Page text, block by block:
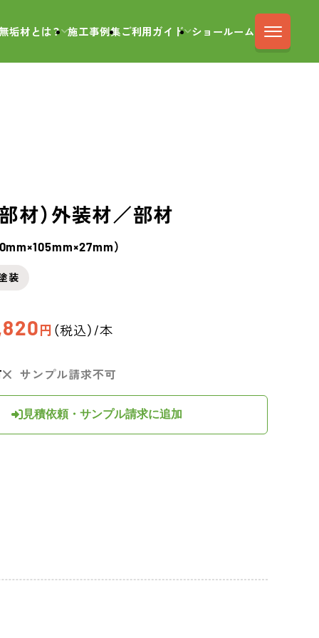
無垢材とは？ 施工事例集 ご利用ガイド ショールーム
材） 外装材／部材
）
装
円 （税込）/本
サンプル請求不可
見積依頼・サンプル請求に追加